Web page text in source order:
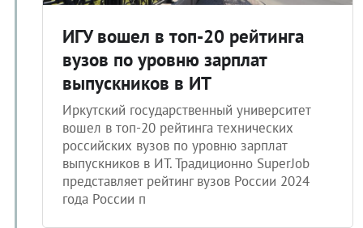
ИГУ вошел в топ-20 рейтинга
вузов по уровню зарплат
выпускников в ИТ
Иркутский государственный университет
вошел в топ-20 рейтинга технических
российских вузов по уровню зарплат
выпускников в ИТ. Традиционно SuperJob
представляет рейтинг вузов России 2024
года России п